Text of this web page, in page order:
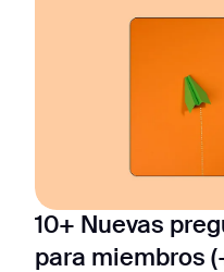
10+ Nuevas
para miembros